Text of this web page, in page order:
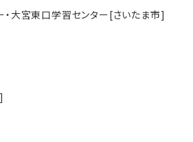
大宮東口学習センター[さいたま市]